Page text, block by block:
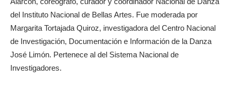
del Instituto Nacional de Bellas Artes. Fue moderada por
Margarita Tortajada Quiroz, investigadora del Centro Nacional
de Investigación, Documentación e Información de la Danza
José Limón. Pertenece al del Sistema Nacional de
Investigadores.